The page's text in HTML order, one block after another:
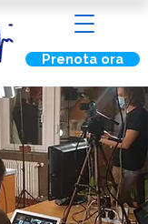
Prenota ora